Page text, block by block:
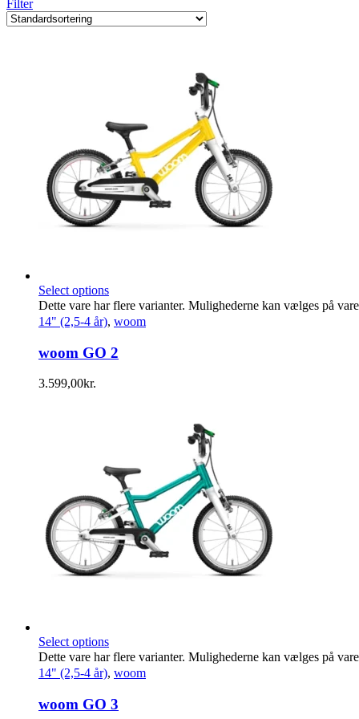
Filter
Select options
Dette vare har flere varianter. Mulighederne kan vælges på
14" (2,5-4 år), woom
woom GO 2
3.599,00kr.
Select options
Dette vare har flere varianter. Mulighederne kan vælges på
14" (2,5-4 år), woom
woom GO 3